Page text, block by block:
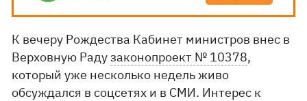
К вечеру Рождества Кабинет министров внес в
Верховную Радузаконопроект № 10378,
который уже несколько недель живо
обсуждался в соцсетях и в СМИ. Интерес к